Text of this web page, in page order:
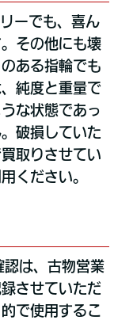
ーでも、喜ん
その他にも壊
ある指輪でも
純度と重量で
な状態であっ
破損していた
取りさせてい
ください。
は、古物営業
させていただ
で使用するこ